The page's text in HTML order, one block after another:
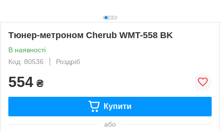
Тюнер-метроном Cherub WMT-558 BK
В наявності
Код: 80536
Роздріб
554 ₴
Купити
або